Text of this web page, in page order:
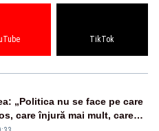
TikTok
„Politica nu se face pe care
care înjură mai mult, care
ci pe proiecte”